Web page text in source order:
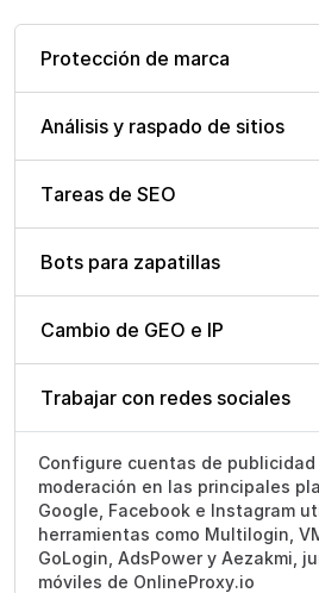
Protección de marca
Análisis y raspado de sitios
Tareas de SEO
Bots para zapatillas
Cambio de GEO e IP
Trabajar con redes sociales
Configure cuentas de publicidad
moderación en las principales
Google, Facebook e Instagram
herramientas como Multilogin,
GoLogin, AdsPower y Aezakmi,
móviles de OnlineProxy.io